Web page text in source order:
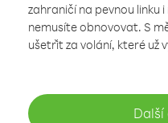
zahraničí na pevnou linku
nemusíte obnovovat. S
ušetřit za volání, které už
Další